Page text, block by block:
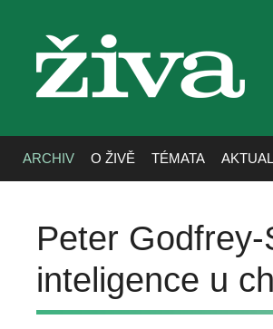
živa
ARCHIV O ŽIVĚ TÉMATA
Peter
inteligence u